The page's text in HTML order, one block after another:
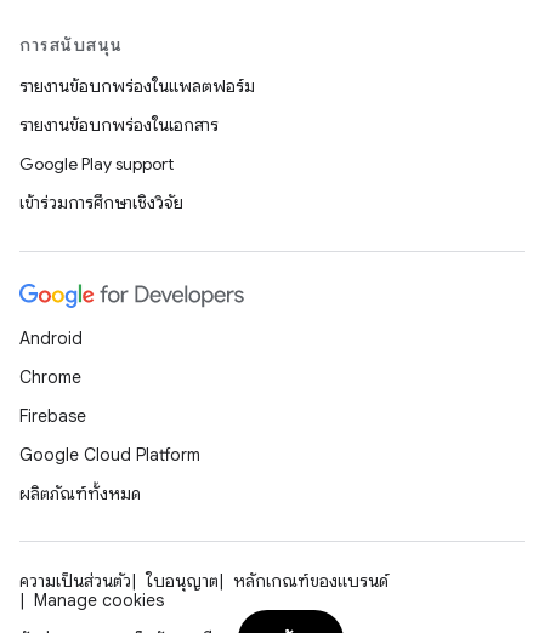
การสนับสนุน
รายงานข้อบกพร่องในแพลตฟอร์ม
รายงานข้อบกพร่องในเอกสาร
Google Play support
เข้าร่วมการศึกษาเชิงวิจัย
Android
Chrome
Firebase
Google Cloud Platform
ผลิตภัณฑ์ทั้งหมด
ความเป็นส่วนตัว ใบอนุญาต
หลักเกณฑ์ของแบรนด์
Manage cookies